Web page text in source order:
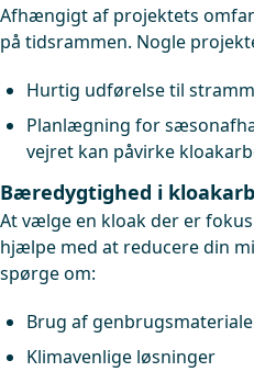
Afhængigt af projektets
på tidsrammen. Nogle
Hurtig udførelse til
Planlægning for
vejret kan påvirke
Bæredygtighed i
At vælge en kloak der er
hjælpe med at reducere din
spørge om:
Brug af
Klimavenlige løsninger